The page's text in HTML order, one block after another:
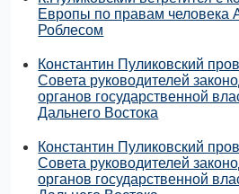
Европы по правам человека
Роблесом
Константин Пуликовский
Совета руководителей
органов государственной
Дальнего Востока
Константин Пуликовский
Совета руководителей
органов государственной